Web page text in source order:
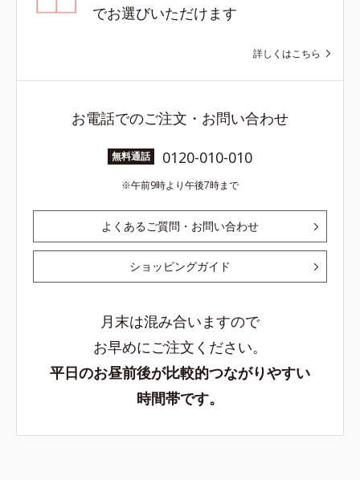
でお選びいただけます
詳しくはこちら
お電話でのご注文・お問い合わせ
無料通話 0120-010-010
午前9時より午後7時まで
よくあるご質問・お問い合わせ
ショッピングガイド
月末は混み合いますので
お早めにご注文ください。
平日のお昼前後が比較的つながりやすい
時間帯です。